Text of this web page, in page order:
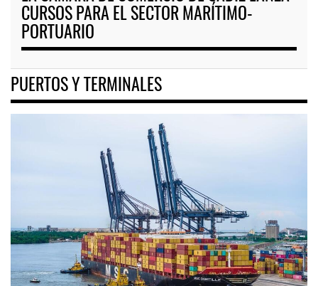
CURSOS PARA EL SECTOR MARÍTIMO-
PORTUARIO
PUERTOS Y TERMINALES